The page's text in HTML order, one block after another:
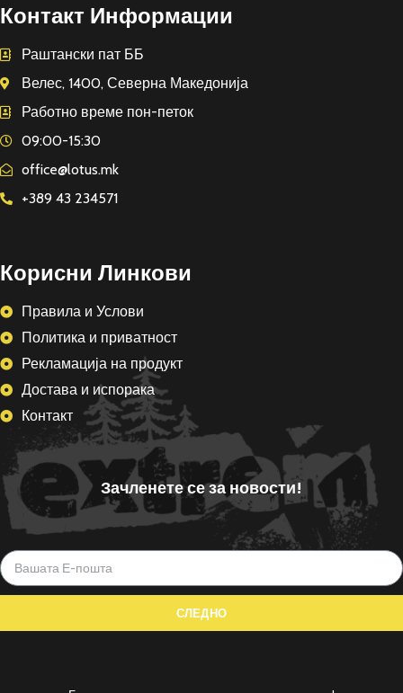
Контакт Информации
Раштански пат ББ
Велес, 1400, Северна Македонија
Работно време пон-петок
09:00-15:30
office@lotus.mk
+389 43 234571
Корисни Линкови
Правила и Услови
Политика и приватност
Рекламација на продукт
Достава и испорака
Контакт
Зачленете се за новости!